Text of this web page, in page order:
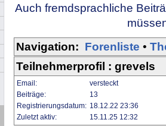
Auch fremdsprachliche
Navigation: Forenliste •
Teilnehmerprofil : grevels
Email:
versteckt
Beiträge:
13
Registrierungsdatum: 18.12.22 23:36
Zuletzt aktiv:
15.11.25 12:32